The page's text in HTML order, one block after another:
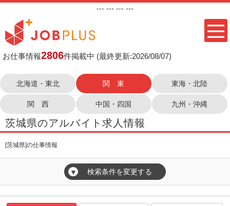
--- --- --- ---
お仕事情報2806件掲載中 (最終更新:2026/08/07)
北海道・東北 関 東 東海・北陸
関 西 中国・四国 九州・沖縄
茨城県のアルバイト求人情報
[茨城県]の仕事情報
▼ 検索条件を変更する